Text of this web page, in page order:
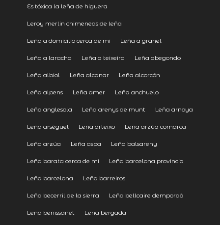
Es tóxica la leña de higuera
Leroy merlin chimeneas de leña
Leña a domicilio cerca de mi Leña a granel
Leña a laracha Leña a teixeira Leña abegondo
Leña albiol Leña alcanar Leña alcorcón
Leña alpens Leña amer Leña anchuelo
Leña anglesola Leña arenys de munt Leña arnoya
Leña arsèguel Leña arteixo Leña arzúa comarca
Leña arzúa Leña aspa Leña balsareny
Leña barata cerca de mi Leña barcelona provincia
Leña barcelona Leña barreiros
Leña becerril de la sierra Leña bellcaire dempordà
Leña benissanet Leña bergadá